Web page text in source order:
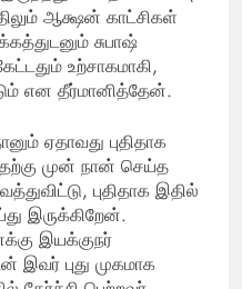
ஆக்ஷன் காட்சிகள்
சுபாஷ்
உற்சாகமாகி,
என தீர்மானித்தேன்.
ஏதாவது புதிதாக
முன் நான் செய்த
புதிதாக இதில்
இருக்கிறேன்.
இயக்குநர்
இவர் புது முகமாக